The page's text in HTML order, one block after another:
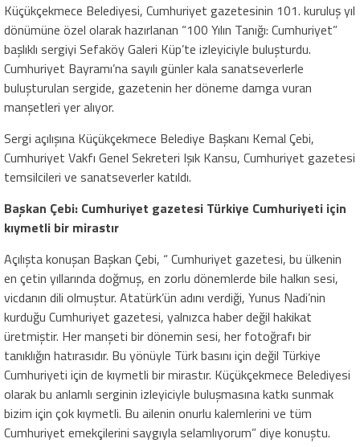
Küçükçekmece Belediyesi, Cumhuriyet gazetesinin 101. kuruluş yıl
dönümüne özel olarak hazırlanan “100 Yılın Tanığı: Cumhuriyet”
başlıklı sergiyi Sefaköy Galeri Küp’te izleyiciyle buluşturdu.
Cumhuriyet Bayramı’na sayılı günler kala sanatseverlerle
buluşturulan sergide, gazetenin her döneme damga vuran
manşetleri yer alıyor.
Sergi açılışına Küçükçekmece Belediye Başkanı Kemal Çebi,
Cumhuriyet Vakfı Genel Sekreteri Işık Kansu, Cumhuriyet gazetesi
temsilcileri ve sanatseverler katıldı.
Başkan Çebi: Cumhuriyet gazetesi Türkiye Cumhuriyeti için
kıymetli bir mirastır
Açılışta konuşan Başkan Çebi, “ Cumhuriyet gazetesi, bu ülkenin
en çetin yıllarında doğmuş, en zorlu dönemlerde bile halkın sesi,
vicdanın dili olmuştur. Atatürk’ün adını verdiği, Yunus Nadi’nin
kurduğu Cumhuriyet gazetesi, yalnızca haber değil hakikat
üretmiştir. Her manşeti bir dönemin sesi, her fotoğrafı bir
tanıklığın hatırasıdır. Bu yönüyle Türk basını için değil Türkiye
Cumhuriyeti için de kıymetli bir mirastır. Küçükçekmece Belediyesi
olarak bu anlamlı serginin izleyiciyle buluşmasına katkı sunmak
bizim için çok kıymetli. Bu ailenin onurlu kalemlerini ve tüm
Cumhuriyet emekçilerini saygıyla selamlıyorum” diye konuştu.